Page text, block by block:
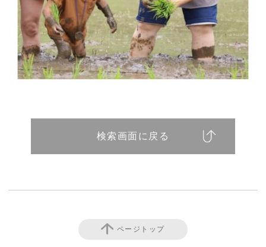
検索画面に戻る
ページトップ